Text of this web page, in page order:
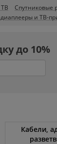
Спутниковые
и ТВ-
до 10%
Кабели,